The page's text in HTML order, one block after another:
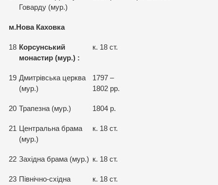
Говарду (мур.)
м.Нова Каховка
18 Корсунський
монастир (мур.) :
к. 18 ст.
19 Дмитрівська церква
(мур.)
1797 –
1802 рр.
20 Трапезна (мур.) 1804 р.
21 Центральна брама
(мур.)
к. 18 ст.
22 Західна брама (мур.) к. 18 ст.
23 Північно-східна
к. 18 ст.